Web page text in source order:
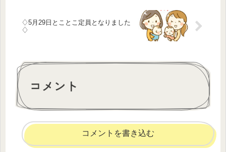
♢5月29日とことこ定員となりました
♢
コメント
コメントを書き込む